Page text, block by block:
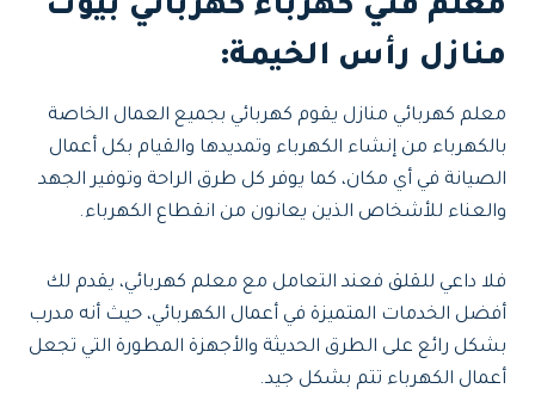
معلم فني كهرباء كهربائي بيوت
منازل رأس الخيمة:
معلم كهربائي منازل يقوم كهربائي بجميع العمال الخاصة
بالكهرباء من إنشاء الكهرباء وتمديدها والقيام بكل أعمال
الصيانة في أي مكان، كما يوفر كل طرق الراحة وتوفير الجهد
والعناء للأشخاص الذين يعانون من انقطاع الكهرباء.
فلا داعي للقلق فعند التعامل مع معلم كهربائي، يقدم لك
أفضل الخدمات المتميزة في أعمال الكهربائي، حيث أنه مدرب
بشكل رائع على الطرق الحديثة والأجهزة المطورة التي تجعل
أعمال الكهرباء تتم بشكل جيد.